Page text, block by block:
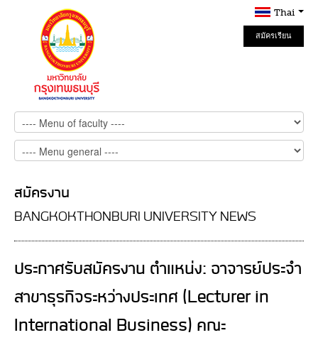
Thai
สมัครเรียน
Online
สมัครงาน
BANGKOKTHONBURI UNIVERSITY NEWS
ประกาศรับสมัครงาน ตำแหน่ง: อาจารย์ประจำ
สาขาธุรกิจระหว่างประเทศ (Lecturer in
International Business) คณะ